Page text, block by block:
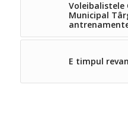
Voleibalistele
Municipal
E timpul